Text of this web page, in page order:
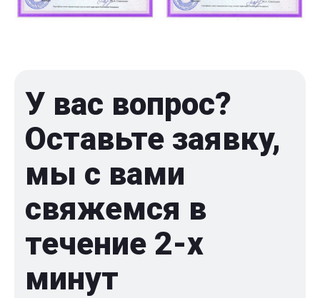
У вас вопрос?
Оставьте заявку,
мы с вами
свяжемся в
течение 2-x
минут